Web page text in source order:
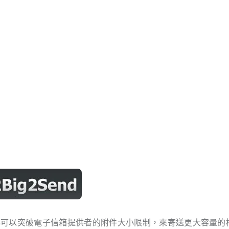
以突破電子信箱提供者的附件大小限制，來寄送更大容量的